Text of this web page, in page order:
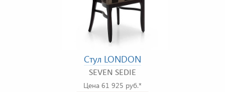
Стул LONDON
SEVEN SEDIE
Цена 61 925 руб.*